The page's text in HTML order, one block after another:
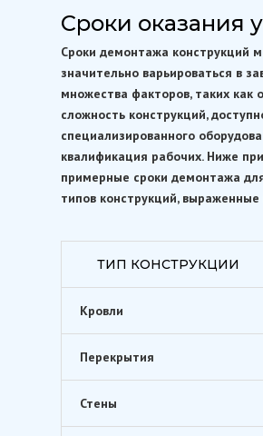
Сроки оказания
Сроки демонтажа конструкций
значительно варьироваться в
множества факторов, таких как
сложность конструкций,
специализированного
квалификация рабочих. Ниже
примерные сроки демонтажа
типов конструкций, выраженные
ТИП КОНСТРУКЦИИ
Кровли
Перекрытия
Стены